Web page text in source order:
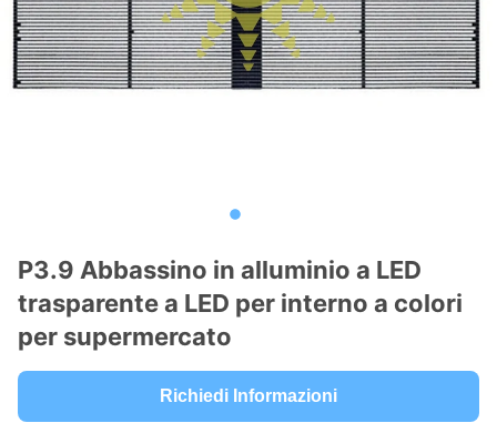
P3.9 Abbassino in alluminio a LED
trasparente a LED per interno a colori
per supermercato
Richiedi Informazioni